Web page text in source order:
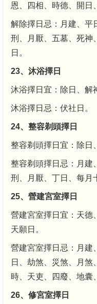
恩、四相、時德、開日
解除擇日忌：月建、平
刑、月厭、五墓、死神
日。
23、沐浴擇日
沐浴擇日宜：除日、解
沐浴擇日忌：伏社日。
24、整容剃頭擇日
整容剃頭擇日宜：除日
整容剃頭擇日忌：月建
刑、月厭、丁日、每月
25、營建宮室擇日
營建宮室擇日宜：天德
天願日。
營建宮室擇日忌：月建
日、劫煞、災煞、月煞
時、天吏、四廢、地囊
26、修宮室擇日